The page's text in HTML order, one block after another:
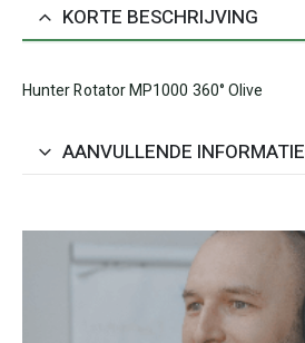
KORTE BESCHRIJVING
Hunter Rotator MP1000 360° Olive
AANVULLENDE INFORMATIE